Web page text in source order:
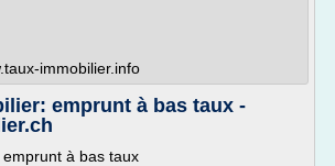
immobilier.info
emprunt à bas taux -
à bas taux